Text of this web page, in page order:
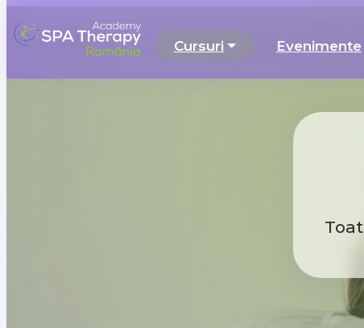
Cursuri Evenimente